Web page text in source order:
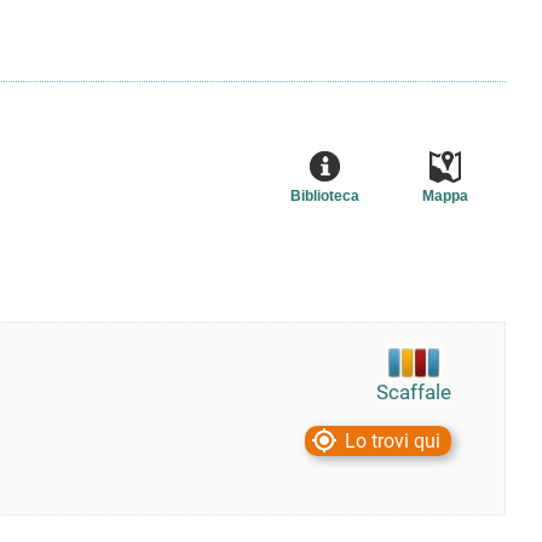
Mappa
Biblioteca
Scaffale
Lo trovi qui